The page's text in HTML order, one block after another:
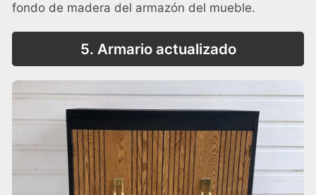
fondo de madera del armazón del mueble.
5. Armario actualizado